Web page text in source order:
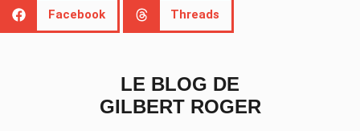
Facebook Threads
LE BLOG DE
GILBERT ROGER